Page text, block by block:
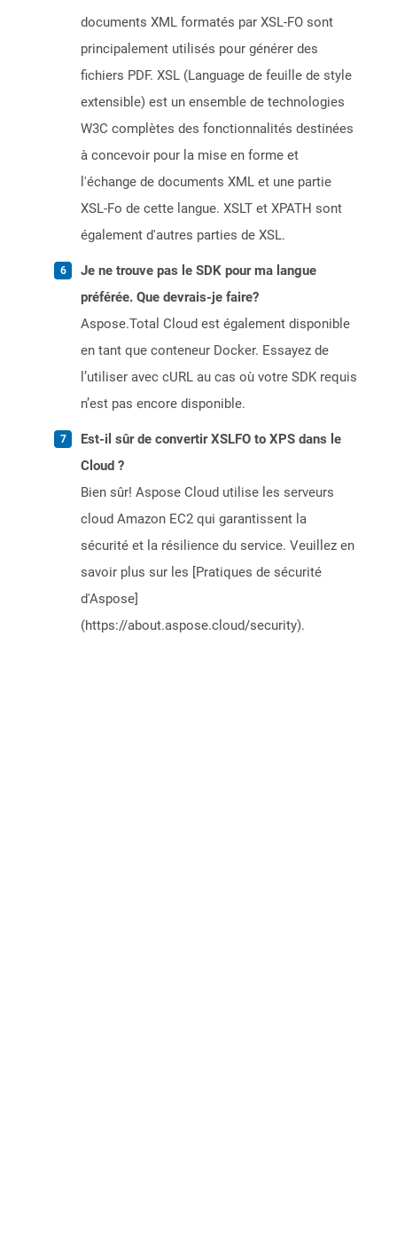
documents XML formatés par XSL-FO sont
principalement utilisés pour générer des
fichiers PDF. XSL (Language de feuille de style
extensible) est un ensemble de technologies
W3C complètes des fonctionnalités destinées
à concevoir pour la mise en forme et
l'échange de documents XML et une partie
XSL-Fo de cette langue. XSLT et XPATH sont
également d'autres parties de XSL.
Je ne trouve pas le SDK pour ma langue
préférée. Que devrais-je faire?
Aspose.Total Cloud est également disponible
en tant que conteneur Docker. Essayez de
l’utiliser avec cURL au cas où votre SDK requis
n’est pas encore disponible.
Est-il sûr de convertir XSLFO to XPS dans le
Cloud ?
Bien sûr! Aspose Cloud utilise les serveurs
cloud Amazon EC2 qui garantissent la
sécurité et la résilience du service. Veuillez en
savoir plus sur les [Pratiques de sécurité
d'Aspose]
(https://about.aspose.cloud/security).